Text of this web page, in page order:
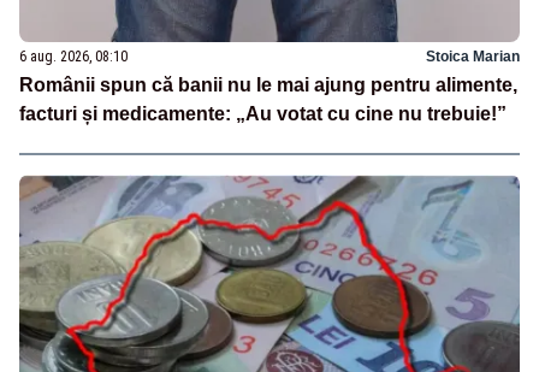
6 aug. 2026, 08:10 Stoica Marian
Românii spun că banii nu le mai ajung pentru alimente,
facturi și medicamente: „Au votat cu cine nu trebuie!”